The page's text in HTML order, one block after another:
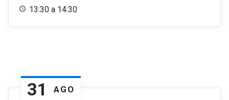
13:30 a 14:30
31 AGO